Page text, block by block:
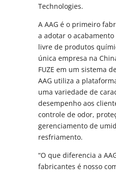
Technologies.
A AAG é o primeiro
a adotar o
livre de produtos
única empresa na
FUZE em um sistema
AAG utiliza a
uma variedade de
desempenho aos
controle de odor,
gerenciamento de
resfriamento.
“O que diferencia a
fabricantes é nosso